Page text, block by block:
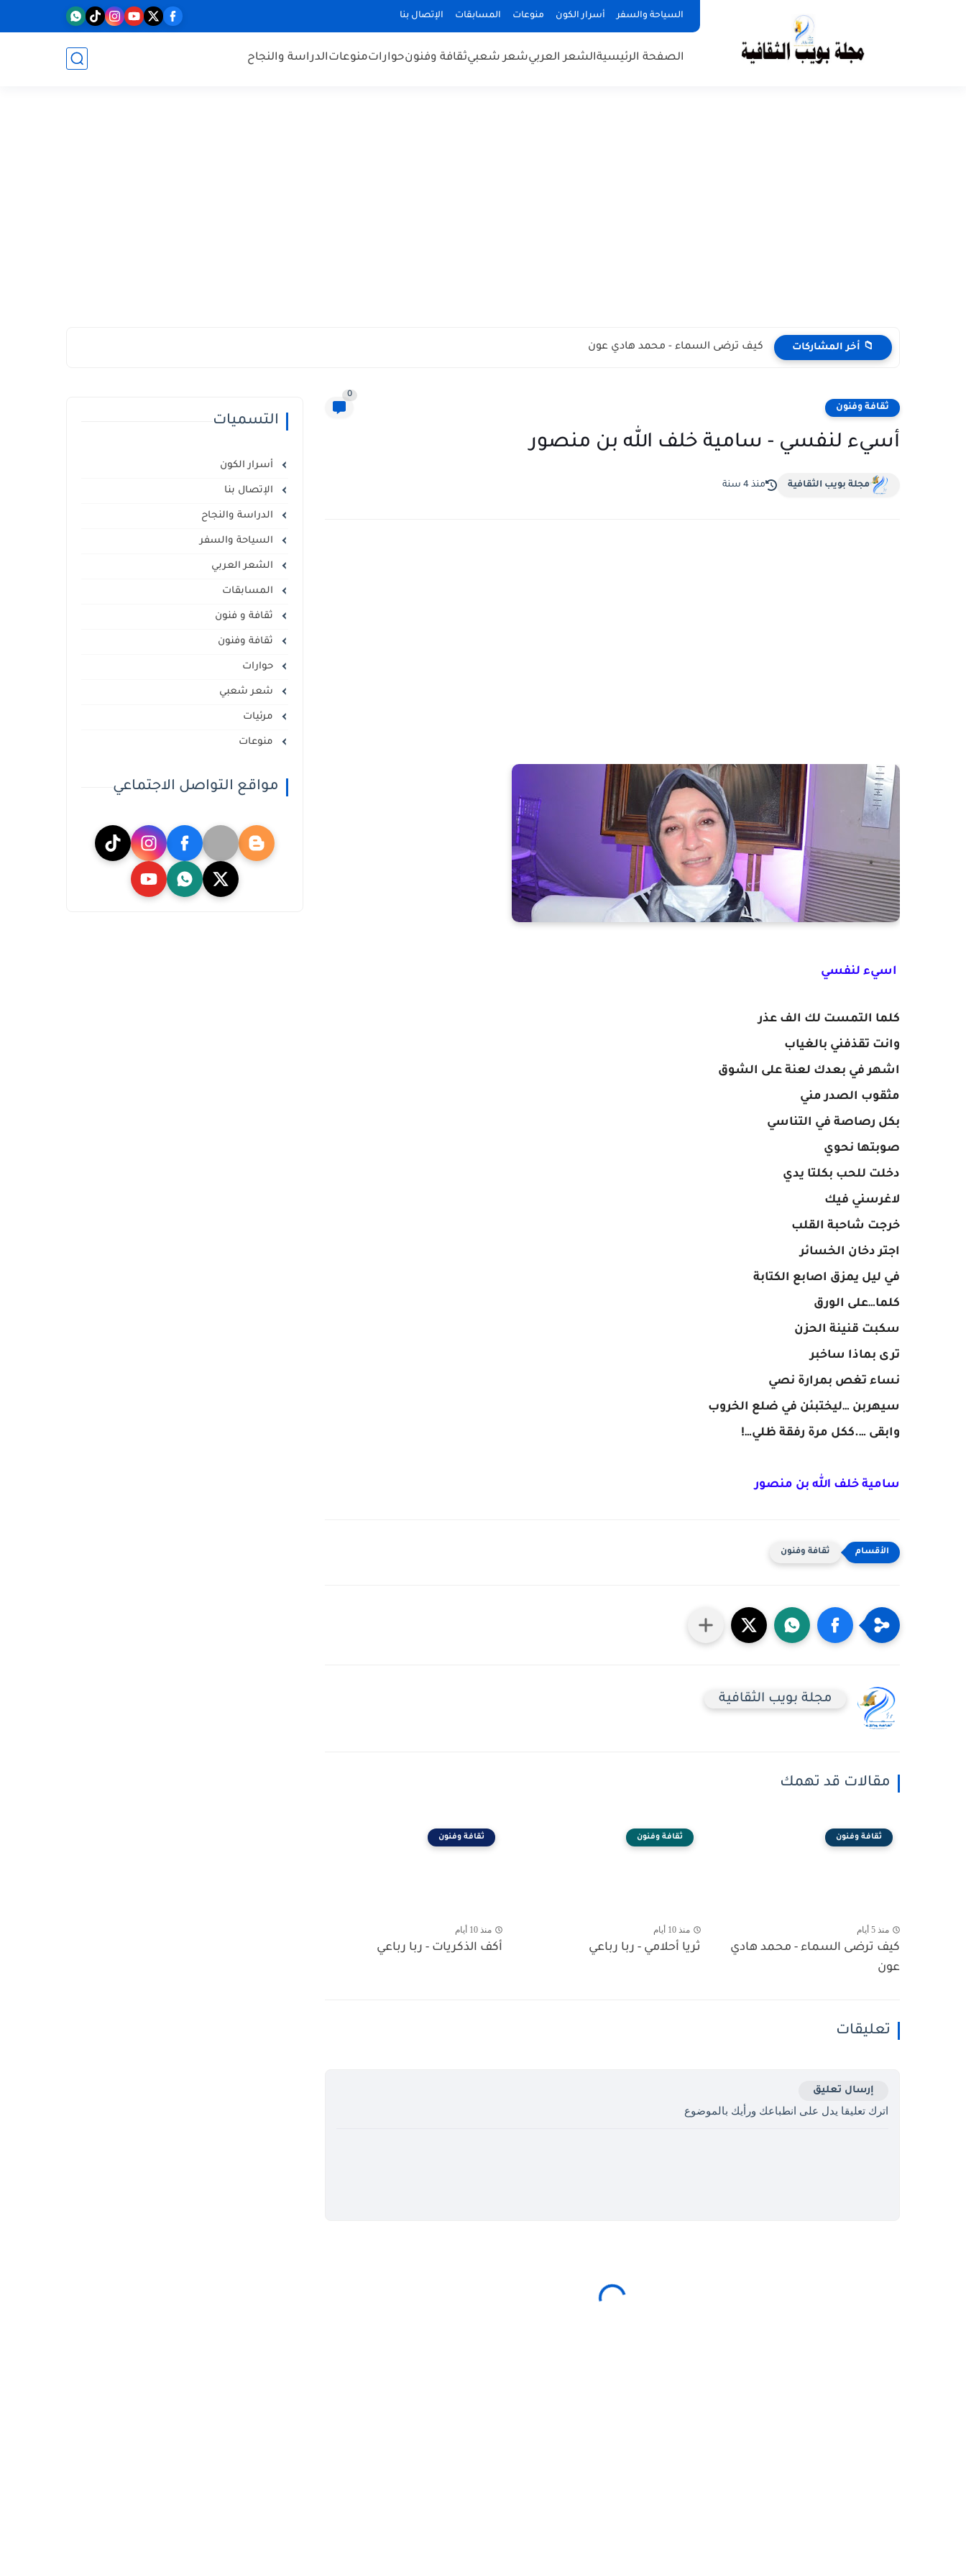
السياحة والسفر أسرار الكون منوعات المسابقات الإتصال بنا
الصفحة الرئيسيةالشعر العربيشعر شعبيثقافة وفنونحواراتمنوعاتالدراسة والنجاح
📁 أخر المشاركات كيف ترضى السماء - محمد هادي عون
ثقافة وفنون
0
أسيء لنفسي - سامية خلف الله بن منصور
مجلة بويب الثقافية منذ 4 سنة
اسيء لنفسي
كلما التمست لك الف عذر
وانت تقذفني بالغياب
اشهر في بعدك لعنة على الشوق
مثقوب الصدر مني
بكل رصاصة في التناسي
صوبتها نحوي
دخلت للحب بكلتا يدي
لاغرسني فيك
خرجت شاحبة القلب
اجتر دخان الخسائر
في ليل يمزق اصابع الكتابة
كلما…على الورق
سكبت قنينة الحزن
ترى بماذا ساخبر
نساء تغص بمرارة نصي
سيهربن …ليختبئن في ضلع الخروب
وابقى ….ككل مرة رفقة ظلي…!
سامية خلف الله بن منصور
ثقافة وفنون
مجلة بويب الثقافية
مقالات قد تهمك
ثقافة وفنون
منذ 5 أيام
كيف ترضى السماء - محمد هادي
عون
ثقافة وفنون
منذ 10 أيام
ثريا أحلامي - ربا رباعي
ثقافة وفنون
منذ 10 أيام
أكف الذكريات - ربا رباعي
تعليقات
إرسال تعليق
اترك تعليقا يدل على انطباعك ورأيك بالموضوع
التسميات
أسرار الكون
الإتصال بنا
الدراسة والنجاح
السياحة والسفر
الشعر العربي
المسابقات
ثقافة و فنون
ثقافة وفنون
حوارات
شعر شعبي
مرئيات
منوعات
مواقع التواصل الاجتماعي